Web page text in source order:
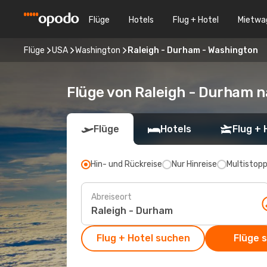
Flüge Hotels Flug + Hotel
Flüge USA Washington Raleigh - Durham - Washington
Flüge von Raleigh - Durham
Flüge Hotels Flug +
Hin- und Rückreise Nur Hinreise Multistopp
Abreiseort
Flug + Hotel suchen Flüge